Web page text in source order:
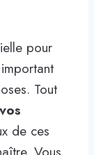
pour
Tout
de ces